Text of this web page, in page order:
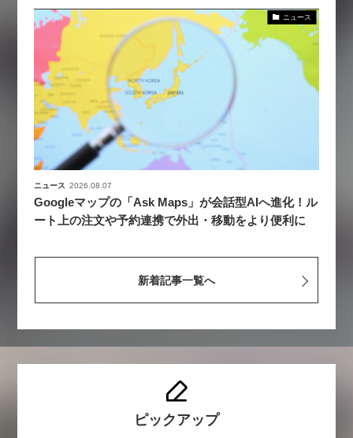
ニュース
ニュース 2026.08.07
Googleマップの「Ask Maps」が会話型AIへ進化！ル
ート上の注文や予約連携で外出・移動をより便利に
新着記事一覧へ
ピックアップ